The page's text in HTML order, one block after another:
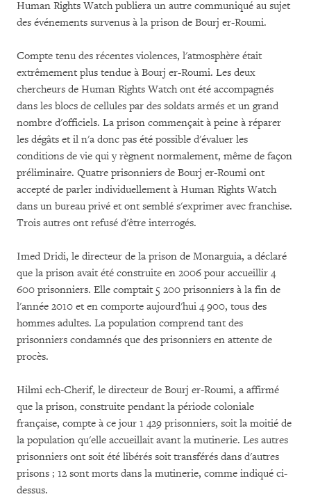
Human Rights Watch publiera un autre communiqué au sujet
des événements survenus à la prison de Bourj er-Roumi.
Compte tenu des récentes violences, l'atmosphère était
extrêmement plus tendue à Bourj er-Roumi. Les deux
chercheurs de Human Rights Watch ont été accompagnés
dans les blocs de cellules par des soldats armés et un grand
nombre d'officiels. La prison commençait à peine à réparer
les dégâts et il n'a donc pas été possible d'évaluer les
conditions de vie qui y règnent normalement, même de façon
préliminaire. Quatre prisonniers de Bourj er-Roumi ont
accepté de parler individuellement à Human Rights Watch
dans un bureau privé et ont semblé s'exprimer avec franchise.
Trois autres ont refusé d'être interrogés.
Imed Dridi, le directeur de la prison de Monarguia, a déclaré
que la prison avait été construite en 2006 pour accueillir 4
600 prisonniers. Elle comptait 5 200 prisonniers à la fin de
l'année 2010 et en comporte aujourd'hui 4 900, tous des
hommes adultes. La population comprend tant des
prisonniers condamnés que des prisonniers en attente de
procès.
Hilmi ech-Cherif, le directeur de Bourj er-Roumi, a affirmé
que la prison, construite pendant la période coloniale
française, compte à ce jour 1 429 prisonniers, soit la moitié de
la population qu'elle accueillait avant la mutinerie. Les autres
prisonniers ont soit été libérés soit transférés dans d'autres
prisons ; 12 sont morts dans la mutinerie, comme indiqué ci-
dessus.